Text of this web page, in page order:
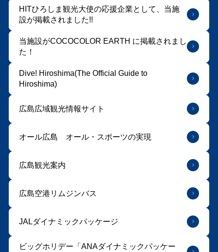
HITひろしま観光大使の応援企業として、当施
設が掲載されました!!
当施設がCOCOCOLOR EARTH に掲載されまし
た！
Dive! Hiroshima(The Official Guide to
Hiroshima)
広島広域観光情報サイト
オール広島 オール・スポーツの実現
広島観光案内
広島空港リムジンバス
JALダイナミックパッケージ
ビッグホリデー「ANAダイナミックパッケー